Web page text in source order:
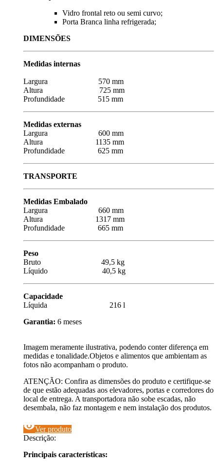
Vidro frontal reto ou semi curvo;
Porta Branca linha refrigerada;
DIMENSÕES
Medidas internas
Largura 570 mm
Altura 725 mm
Profundidade 515 mm
Medidas externas
Largura 600 mm
Altura 1135 mm
Profundidade 625 mm
TRANSPORTE
Medidas Embalado
Largura 660 mm
Altura 1317 mm
Profundidade 665 mm
Peso
Bruto 49,5 kg
Líquido 40,5 kg
Capacidade
Líquida 216 l
Garantia: 6 meses
Imagem meramente ilustrativa, podendo conter diferença em
medidas e tonalidade.Objetos e alimentos que ambientam as
fotos não acompanham o produto.
ATENÇÃO: Confira as dimensões do produto e certifique-se
de que estão adequadas aos elevadores, portas e corredores do
local de entrega. A transportadora não sobe escadas, não
desembala, não faz montagem e nem instalação dos produtos.
visibilityVer produto
Descrição:
Principais características: